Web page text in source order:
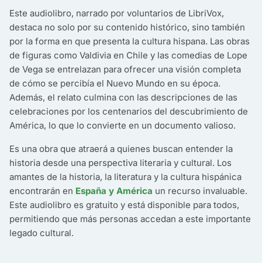
Este audiolibro, narrado por voluntarios de LibriVox,
destaca no solo por su contenido histórico, sino también
por la forma en que presenta la cultura hispana. Las obras
de figuras como Valdivia en Chile y las comedias de Lope
de Vega se entrelazan para ofrecer una visión completa
de cómo se percibía el Nuevo Mundo en su época.
Además, el relato culmina con las descripciones de las
celebraciones por los centenarios del descubrimiento de
América, lo que lo convierte en un documento valioso.
Es una obra que atraerá a quienes buscan entender la
historia desde una perspectiva literaria y cultural. Los
amantes de la historia, la literatura y la cultura hispánica
encontrarán en España y América un recurso invaluable.
Este audiolibro es gratuito y está disponible para todos,
permitiendo que más personas accedan a este importante
legado cultural.